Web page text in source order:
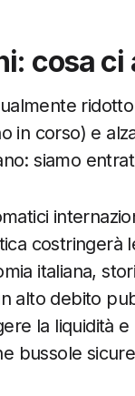
cosa
in corso) e
siamo
italiana,
alto debito
la liquidità
bussole